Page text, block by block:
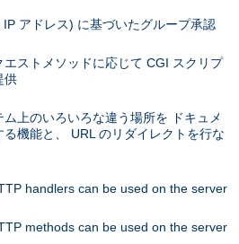
アドレス) に基づいたグループ承認
エストメソッドに応じて CGI スクリプ
供
上のいろいろな違う場所を ドキュメ
機能と、 URL のリダイレクトを行な
handlers can be used on the server
methods can be used on the server